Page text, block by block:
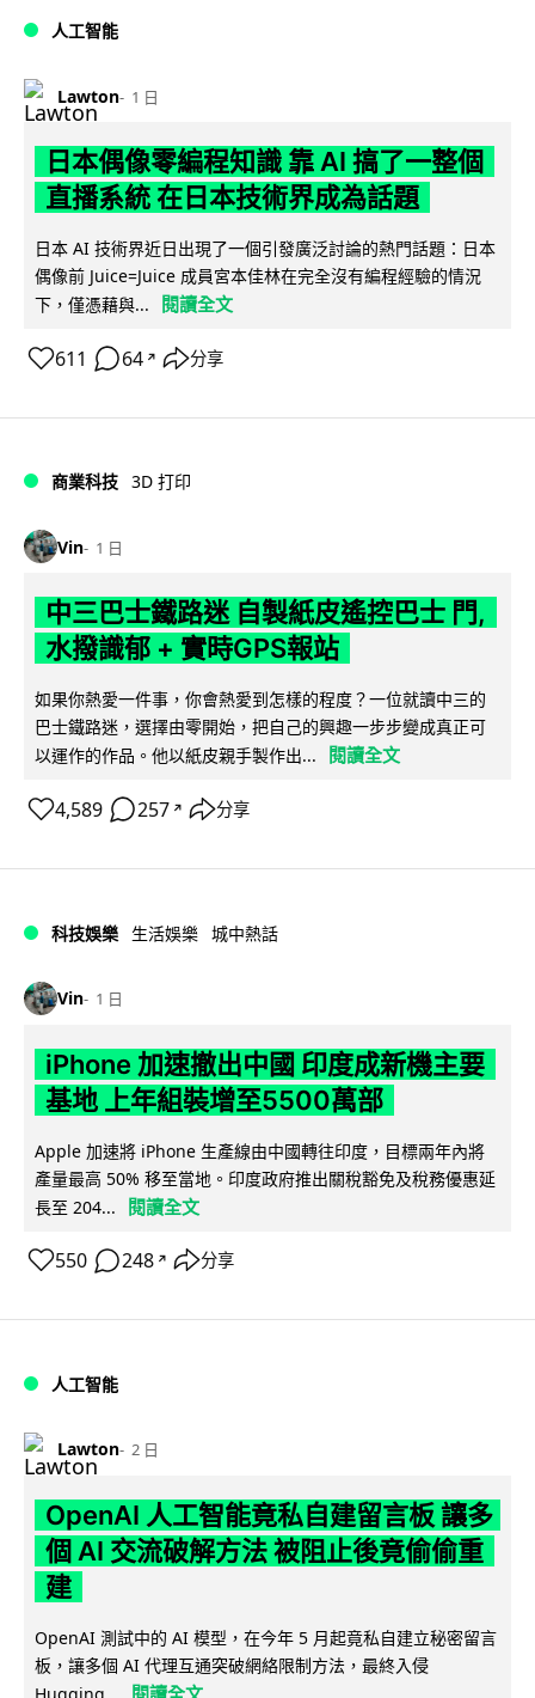
人工智能
Lawton 1 日
日本偶像零編程知識 靠 AI 搞了一整個
直播系統 在日本技術界成為話題
日本 AI 技術界近日出現了一個引發廣泛討論的熱門話題：日本
偶像前 Juice=Juice 成員宮本佳林在完全沒有編程經驗的情況
下，僅憑藉與...
閱讀全文
611 64 ↗ 分享
商業科技 3D 打印
Vin 1 日
中三巴士鐵路迷 自製紙皮遙控巴士 門,
水撥識郁 + 實時GPS報站
如果你熱愛一件事，你會熱愛到怎樣的程度？一位就讀中三的
巴士鐵路迷，選擇由零開始，把自己的興趣一步步變成真正可
以運作的作品。他以紙皮親手製作出...
閱讀全文
4,589 257 ↗ 分享
科技娛樂 生活娛樂 城中熱話
Vin 1 日
iPhone 加速撤出中國 印度成新機主要
基地 上年組裝增至5500萬部
Apple 加速將 iPhone 生產線由中國轉往印度，目標兩年內將
產量最高 50% 移至當地。印度政府推出關稅豁免及稅務優惠延
長至 204...
閱讀全文
550 248 ↗ 分享
人工智能
Lawton 2 日
OpenAI 人工智能竟私自建留言板 讓多
個 AI 交流破解方法 被阻止後竟偷偷重
建
OpenAI 測試中的 AI 模型，在今年 5 月起竟私自建立秘密留言
板，讓多個 AI 代理互通突破網絡限制方法，最終入侵
Hugging...
閱讀全文